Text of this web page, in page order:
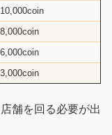
10,000coin
8,000coin
6,000coin
3,000coin
舗を回る必要が出